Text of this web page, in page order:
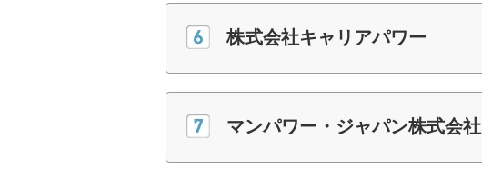
株式会社キャリアパワー
マンパワー・ジャパン株式会社